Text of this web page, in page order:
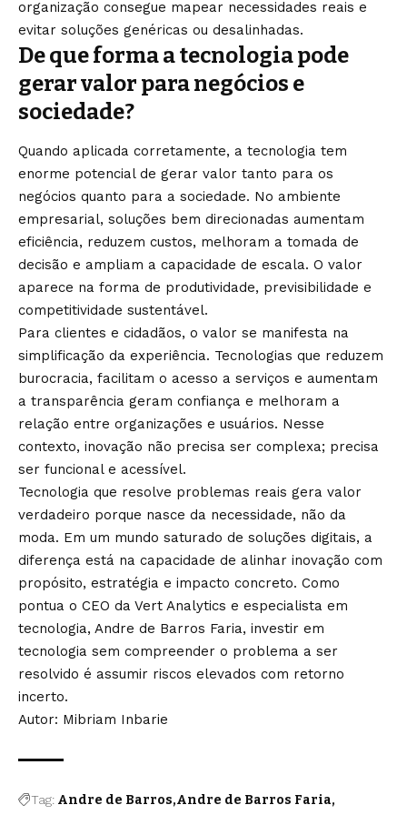
organização consegue mapear necessidades reais e
evitar soluções genéricas ou desalinhadas.
De que forma a tecnologia pode
gerar valor para negócios e
sociedade?
Quando aplicada corretamente, a tecnologia tem
enorme potencial de gerar valor tanto para os
negócios quanto para a sociedade. No ambiente
empresarial, soluções bem direcionadas aumentam
eficiência, reduzem custos, melhoram a tomada de
decisão e ampliam a capacidade de escala. O valor
aparece na forma de produtividade, previsibilidade e
competitividade sustentável.
Para clientes e cidadãos, o valor se manifesta na
simplificação da experiência. Tecnologias que reduzem
burocracia, facilitam o acesso a serviços e aumentam
a transparência geram confiança e melhoram a
relação entre organizações e usuários. Nesse
contexto, inovação não precisa ser complexa; precisa
ser funcional e acessível.
Tecnologia que resolve problemas reais gera valor
verdadeiro porque nasce da necessidade, não da
moda. Em um mundo saturado de soluções digitais, a
diferença está na capacidade de alinhar inovação com
propósito, estratégia e impacto concreto. Como
pontua o CEO da Vert Analytics e especialista em
tecnologia, Andre de Barros Faria, investir em
tecnologia sem compreender o problema a ser
resolvido é assumir riscos elevados com retorno
incerto.
Autor: Mibriam Inbarie
Tag: Andre de Barros Andre de Barros Faria